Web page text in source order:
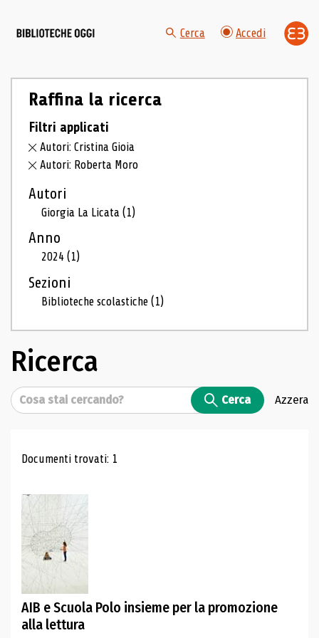
Cerca Accedi
Raffina la ricerca
Filtri applicati
Autori: Cristina Gioia
Autori: Roberta Moro
Autori
Giorgia La Licata(1)
Anno
2024(1)
Sezioni
Biblioteche scolastiche(1)
Ricerca
Cerca Cerca Azzera
Risultati di ricerca
Documenti trovati: 1
AIB e Scuola Polo insieme per la promozione
alla lettura